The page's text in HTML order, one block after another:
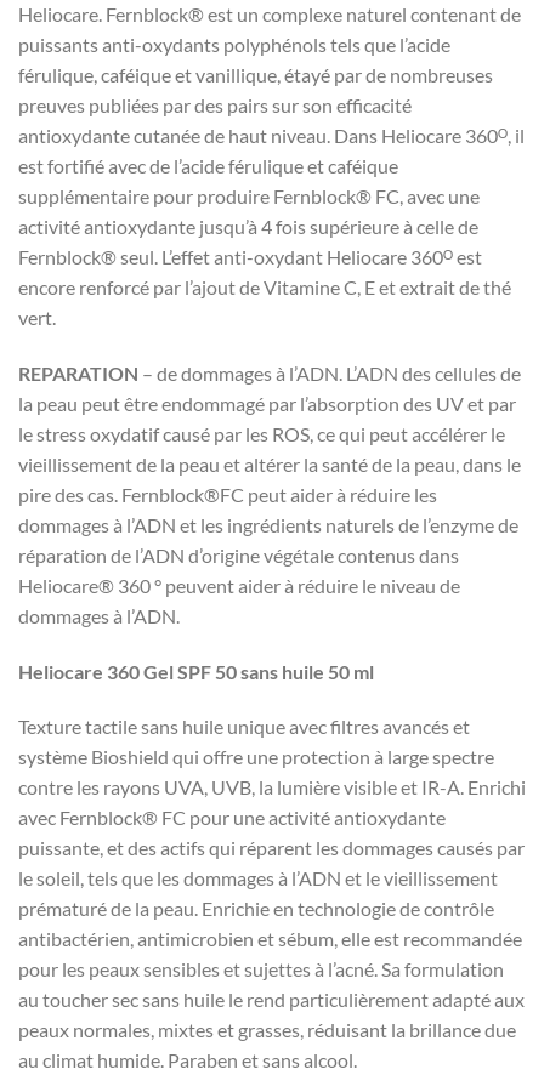
Heliocare. Fernblock® est un complexe naturel contenant de
puissants anti-oxydants polyphénols tels que l’acide
férulique, caféique et vanillique, étayé par de nombreuses
preuves publiées par des pairs sur son efficacité
antioxydante cutanée de haut niveau. Dans Heliocare 360ᴼ, il
est fortifié avec de l’acide férulique et caféique
supplémentaire pour produire Fernblock® FC, avec une
activité antioxydante jusqu’à 4 fois supérieure à celle de
Fernblock® seul. L’effet anti-oxydant Heliocare 360ᴼ est
encore renforcé par l’ajout de Vitamine C, E et extrait de thé
vert.
REPARATION – de dommages à l’ADN. L’ADN des cellules de
la peau peut être endommagé par l’absorption des UV et par
le stress oxydatif causé par les ROS, ce qui peut accélérer le
vieillissement de la peau et altérer la santé de la peau, dans le
pire des cas. Fernblock®FC peut aider à réduire les
dommages à l’ADN et les ingrédients naturels de l’enzyme de
réparation de l’ADN d’origine végétale contenus dans
Heliocare® 360 ° peuvent aider à réduire le niveau de
dommages à l’ADN.
Heliocare 360 ​​Gel SPF 50 sans huile 50 ml
Texture tactile sans huile unique avec filtres avancés et
système Bioshield qui offre une protection à large spectre
contre les rayons UVA, UVB, la lumière visible et IR-A. Enrichi
avec Fernblock® FC pour une activité antioxydante
puissante, et des actifs qui réparent les dommages causés par
le soleil, tels que les dommages à l’ADN et le vieillissement
prématuré de la peau. Enrichie en technologie de contrôle
antibactérien, antimicrobien et sébum, elle est recommandée
pour les peaux sensibles et sujettes à l’acné.Sa formulation
au toucher sec sans huile le rend particulièrement adapté aux
peaux normales, mixtes et grasses, réduisant la brillance due
au climat humide. Paraben et sans alcool.